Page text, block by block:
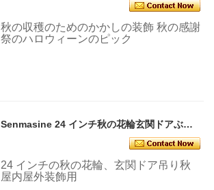
秋の収穫のためのかかしの装飾 秋の感謝
祭のハロウィーンのピック
Senmasine 24 インチ秋の花輪玄関ドアぶら下げ秋の装飾人工ススキ弓
24 インチの秋の花輪、玄関ドア吊り秋
屋内屋外装飾用